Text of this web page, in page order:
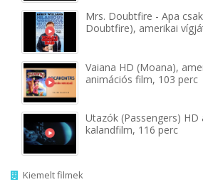
Mrs. Doubtfire - Apa
Doubtfire), amerikai
Vaiana HD (Moana),
animációs film, 103 perc
Utazók (Passengers) HD
kalandfilm, 116 perc
Kiemelt filmek